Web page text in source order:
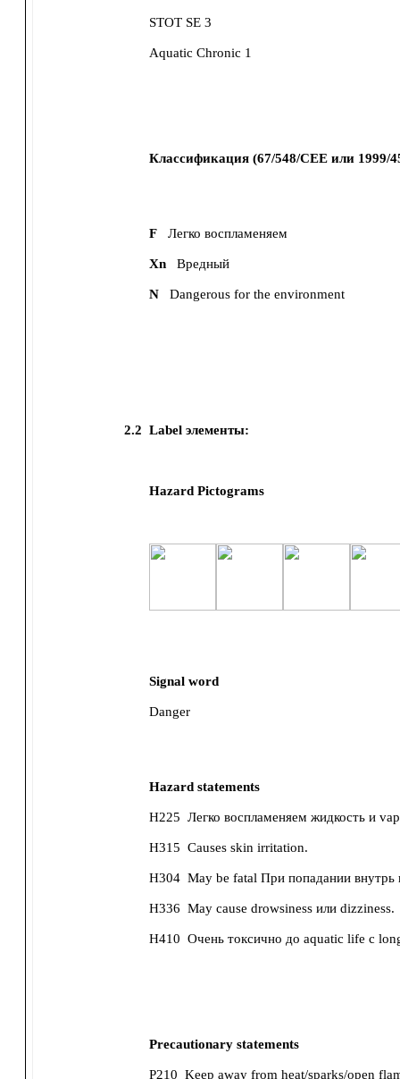
STOT SE 3
Aquatic Chronic 1
Классификация (67/548/CEE или 1999/
F Легко воспламеняем
Xn Вредный
N Dangerous for the environment
2.2 Label элементы:
Hazard Pictograms
Signal word
Danger
Hazard statements
H225 Легко воспламеняем жидкость и
H315 Causes skin irritation.
H304 May be fatal При попадании внутрь
H336 May cause drowsiness или dizziness.
H410 Очень токсично до aquatic life с
Precautionary statements
P210 Keep away from heat/sparks/open